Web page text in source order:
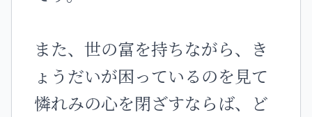
また、世の富を持ちながら、き
ょうだいが困っているのを見て
憐れみの心を閉ざすならば、ど